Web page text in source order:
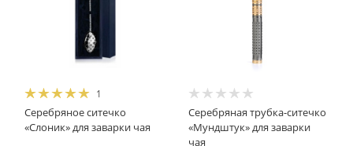
1
Серебряное ситечко
«Слоник» для заварки чая
Серебряная трубка-ситечко
«Мундштук» для заварки
чая